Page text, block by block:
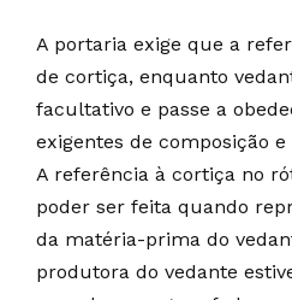
A portaria exige que a
de cortiça, enquanto
facultativo e passe a
exigentes de composição
A referência à cortiça no
poder ser feita quando
da matéria-prima do
produtora do vedante